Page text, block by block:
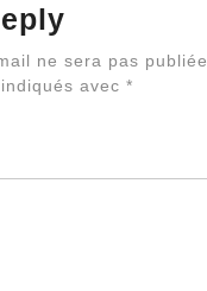
ne sera pas publiée.
avec *